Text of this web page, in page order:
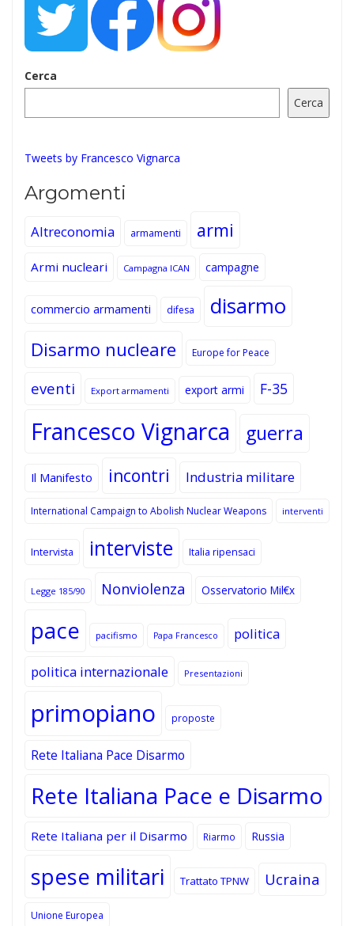
Cerca
Cerca
Tweets by Francesco Vignarca
Argomenti
Altreconomia armamenti armi
Armi nucleari Campagna ICAN campagne
commercio armamenti difesa disarmo
Disarmo nucleare Europe for Peace
eventi Export armamenti export armi F-35
Francesco Vignarca guerra
Il Manifesto incontri Industria militare
International Campaign to Abolish Nuclear Weapons interventi
Intervista interviste Italia ripensaci
Legge 185/90 Nonviolenza Osservatorio Mil€x
pace pacifismo Papa Francesco politica
politica internazionale Presentazioni
primopiano proposte
Rete Italiana Pace Disarmo
Rete Italiana Pace e Disarmo
Rete Italiana per il Disarmo Riarmo Russia
spese militari Trattato TPNW Ucraina
Unione Europea